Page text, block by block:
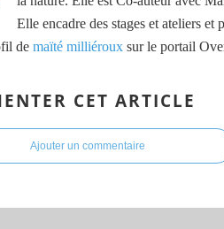
Elle encadre des stages et ateliers et
de maïté milliéroux sur le portail
CET ARTICLE
Ajouter un commentaire